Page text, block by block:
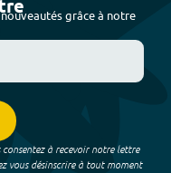
grâce à notre
consentez à recevoir notre lettre
vous désinscrire à tout moment